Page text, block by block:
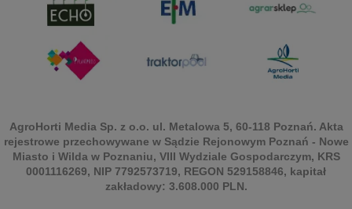
AgroHorti Media Sp. z o.o. ul. Metalowa 5, 60-118 Poznań. Akta
rejestrowe przechowywane w Sądzie Rejonowym Poznań - Nowe
Miasto i Wilda w Poznaniu, VIII Wydziale Gospodarczym, KRS
0001116269, NIP 7792573719, REGON 529158846, kapitał
zakładowy: 3.608.000 PLN.